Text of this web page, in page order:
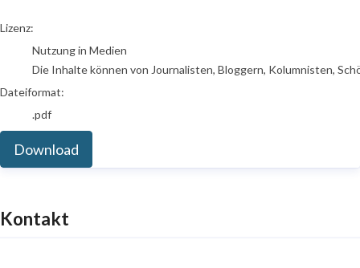
go to media item
Lizenz:
Nutzung in Medien
Die Inhalte können von Journalisten, Bloggern, Kolumnisten,
Dateiformat:
.pdf
Download
Kontakt